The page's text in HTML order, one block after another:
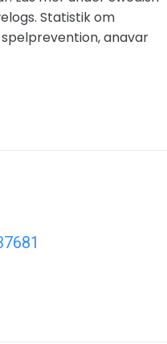
Statistik om
anavar